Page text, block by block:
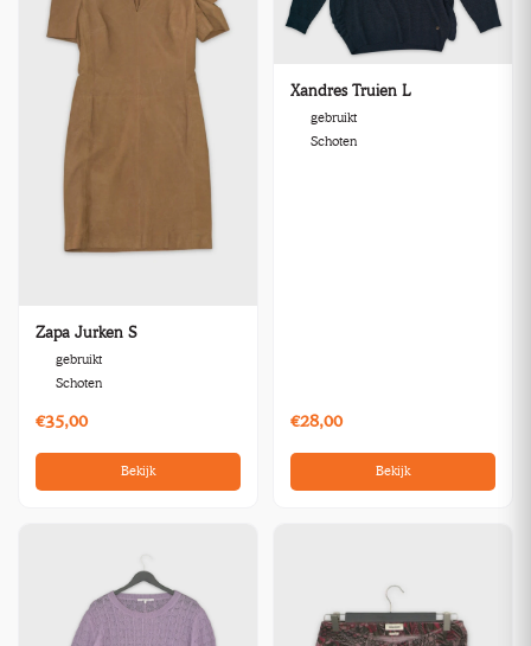
Zapa Jurken S
gebruikt
Schoten
€35,00
Bekijk
Xandres Truien L
gebruikt
Schoten
€28,00
Bekijk